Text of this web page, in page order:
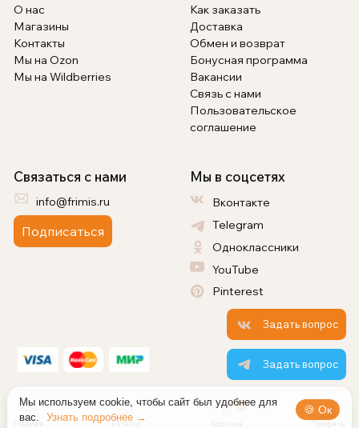
Главная Каталог
0
Профиль
О нас
Магазины
Контакты
Мы на Ozon
Мы на Wildberries
Как заказать
Доставка
Обмен и возврат
Бонусная программа
Вакансии
Связь с нами
Пользовательское
соглашение
Связаться с нами
info@frimis.ru
Подписаться
Мы в соцсетях
Вконтакте
Telegram
Одноклассники
YouTube
Pinterest
Задать вопрос
Задать вопрос
Мы используем cookie, чтобы сайт был удобнее для
вас.
Узнать подробнее →
🍪 Ок